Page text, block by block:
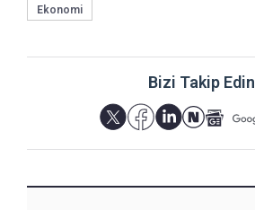
Ekonomi
Bizi Takip Edin